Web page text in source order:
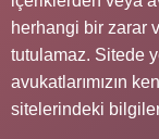
herhangi bir zarar
tutulamaz. Sitede
avukatlarımızın
sitelerindeki